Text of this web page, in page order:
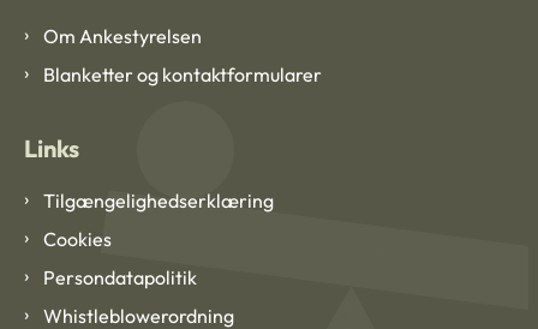
Om Ankestyrelsen
Blanketter og kontaktformularer
Links
Tilgængelighedserklæring
Cookies
Persondatapolitik
Whistleblowerordning